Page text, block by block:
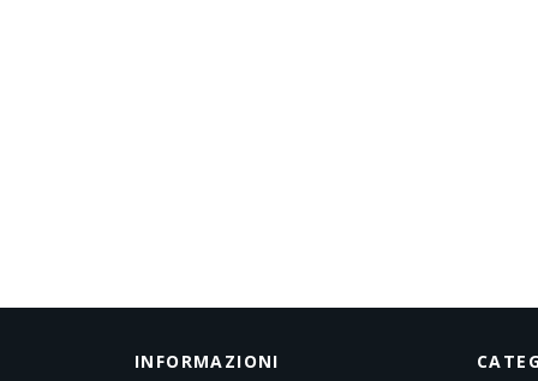
INFORMAZIONI